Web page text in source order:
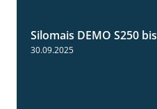
Silomais DEMO S250
30.09.2025